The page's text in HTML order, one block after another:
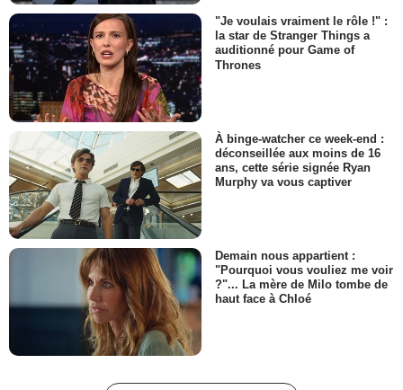
"Je voulais vraiment le rôle !" :
la star de Stranger Things a
auditionné pour Game of
Thrones
À binge-watcher ce week-end :
déconseillée aux moins de 16
ans, cette série signée Ryan
Murphy va vous captiver
Demain nous appartient :
"Pourquoi vous vouliez me voir
?"... La mère de Milo tombe de
haut face à Chloé